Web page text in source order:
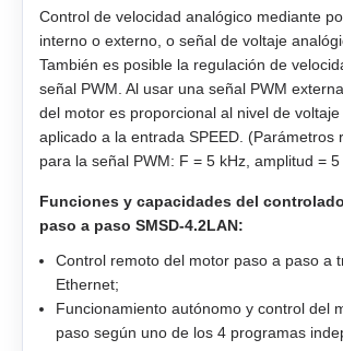
EM3L-20
EM3L-30
EM3L-40
EMB-1E
Control de velocidad analógico mediante
interno o externo, o señal de voltaje
También es posible la regulación de
señal PWM. Al usar una señal PWM
del motor es proporcional al nivel de
aplicado a la entrada SPEED. (Parámetros
para la señal PWM: F = 5 kHz, amplitud = 5
Funciones y capacidades del
paso a paso SMSD‑4.2LAN:
Control remoto del motor paso a paso a
Ethernet;
Funcionamiento autónomo y control del
paso según uno de los 4 programas